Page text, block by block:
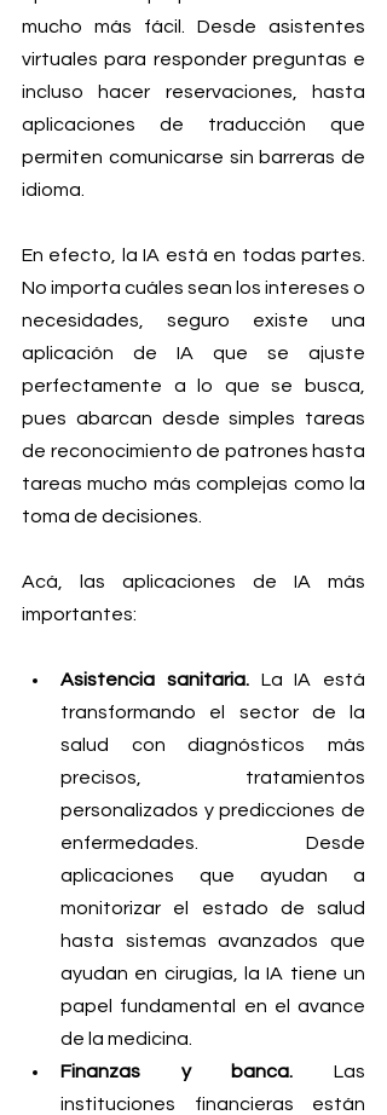
mucho más fácil. Desde asistentes
virtuales para responder preguntas e
incluso hacer reservaciones, hasta
aplicaciones de traducción que
permiten comunicarse sin barreras de
idioma.
En efecto, la IA está en todas partes.
No importa cuáles sean los intereses o
necesidades, seguro existe una
aplicación de IA que se ajuste
perfectamente a lo que se busca,
pues abarcan desde simples tareas
de reconocimiento de patrones hasta
tareas mucho más complejas como la
toma de decisiones.
Acá, las aplicaciones de IA más
importantes:
Asistencia sanitaria. La IA está
transformando el sector de la
salud con diagnósticos más
precisos, tratamientos
personalizados y predicciones de
enfermedades. Desde
aplicaciones que ayudan a
monitorizar el estado de salud
hasta sistemas avanzados que
ayudan en cirugías, la IA tiene un
papel fundamental en el avance
de la medicina.
Finanzas y banca. Las
instituciones financieras están